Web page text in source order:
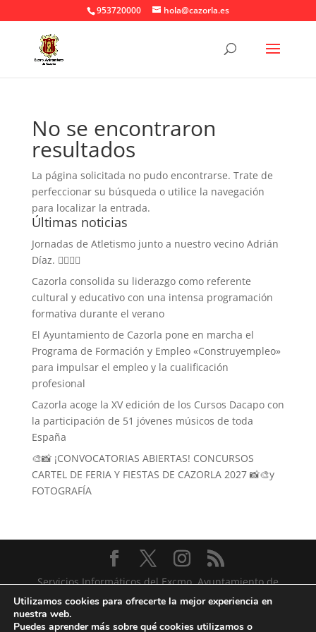
953720000 hola@cazorla.es
No se encontraron
resultados
La página solicitada no pudo encontrarse. Trate de
perfeccionar su búsqueda o utilice la navegación
para localizar la entrada.
Últimas noticias
Jornadas de Atletismo junto a nuestro vecino Adrián
Díaz. 🏃‍♀️🏃‍♂️
Cazorla consolida su liderazgo como referente
cultural y educativo con una intensa programación
formativa durante el verano
El Ayuntamiento de Cazorla pone en marcha el
Programa de Formación y Empleo «Construyempleo»
para impulsar el empleo y la cualificación
profesional
Cazorla acoge la XV edición de los Cursos Dacapo con
la participación de 51 jóvenes músicos de toda
España
🎨📸 ¡CONVOCATORIAS ABIERTAS! CONCURSOS
CARTEL DE FERIA Y FIESTAS DE CAZORLA 2027 📸🎨y
FOTOGRAFÍA
Servicios Informáticos del Excmo. Ayuntamiento de
Cazorla
Utilizamos cookies para ofrecerte la mejor experiencia en
nuestra web.
Puedes aprender más sobre qué cookies utilizamos o